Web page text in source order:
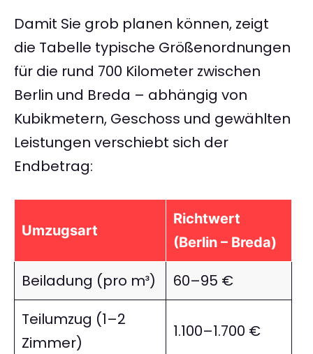
Damit Sie grob planen können, zeigt
die Tabelle typische Größenordnungen
für die rund 700 Kilometer zwischen
Berlin und Breda – abhängig von
Kubikmetern, Geschoss und gewählten
Leistungen verschiebt sich der
Endbetrag:
Umzugsart
Richtwert
(Berlin – Breda)
Beiladung (pro m³)
60–95 €
Teilumzug (1–2
Zimmer)
1.100–1.700 €